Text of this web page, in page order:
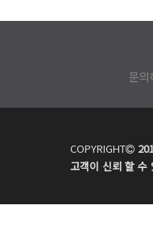
문의
COPYRIGHT
고객이 신뢰 할 수